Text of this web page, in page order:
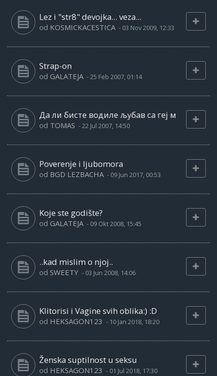
Lez i "str8" devojka... veza...
od KOSMICKACESTICA - 03 Nov 2009, 12:33
Strap-on
od GALATEJA -25 Feb 2007, 01:14
Да ли бисте водиле љубав са геј м
od TOMAS -22 Jul 2007, 14:50
Poverenje i ljubomora
od BGD LEZBACHA - 09 Jun 2017, 00:53
Koje ste godište?
od GALATEJA - 09 Okt 2008, 15:45
..kad mislim o njoj..
od SWEETY - 03 Jun 2008, 14:06
Klitorisi i Vagine svih oblika:) :D
od HEKSAGON123 - 10 Jan 2018, 18:20
Ženska suptilnost u seksu
od HEKSAGON123 - 01 Jul 2018, 17:30